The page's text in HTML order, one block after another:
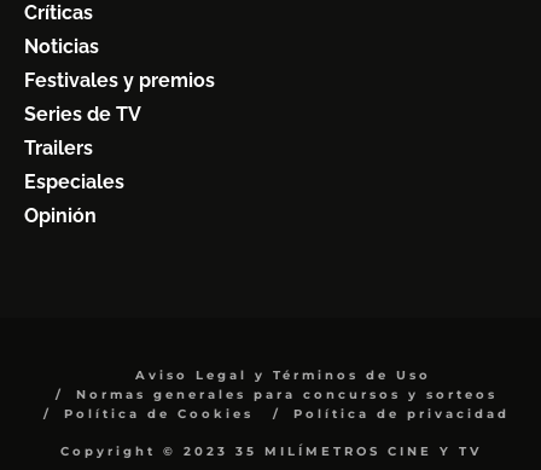
Críticas
Noticias
Festivales y premios
Series de TV
Trailers
Especiales
Opinión
Aviso Legal y Términos de Uso
Normas generales para concursos y sorteos
Política de Cookies
Política de privacidad
Copyright © 2023 35 MILÍMETROS CINE Y TV